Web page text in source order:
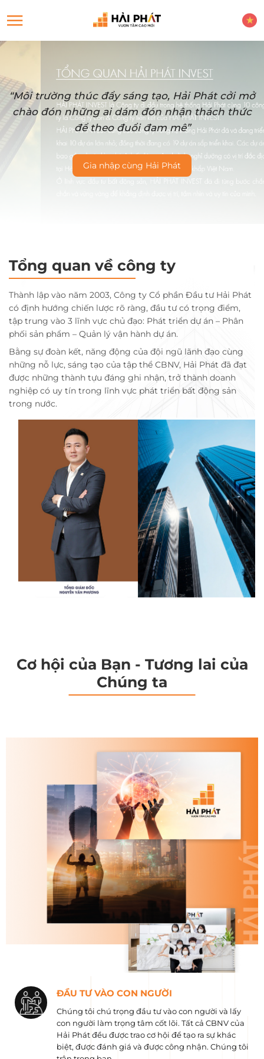
“Môi trường thúc đẩy sáng tạo, Hải Phát cởi mở
chào đón những ai dám đón nhận thách thức
để theo đuổi đam mê”
Gia nhập cùng Hải Phát
Tổng quan về công ty
Thành lập vào năm 2003, Công ty Cổ phần Đầu tư Hải Phát
có định hướng chiến lược rõ ràng, đầu tư có trọng điểm,
tập trung vào 3 lĩnh vực chủ đạo: Phát triển dự án – Phân
phối sản phẩm – Quản lý vận hành dự án.
Bằng sự đoàn kết, năng động của đội ngũ lãnh đạo cùng
những nỗ lực, sáng tạo của tập thể CBNV, Hải Phát đã đạt
được những thành tựu đáng ghi nhận, trở thành doanh
nghiệp có uy tín trong lĩnh vực phát triển bất động sản
trong nước.
Cơ hội của Bạn - Tương lai của
Chúng ta
ĐẦU TƯ VÀO CON NGƯỜI
Chúng tôi chú trọng đầu tư vào con người và lấy
con người làm trọng tâm cốt lõi. Tất cả CBNV của
Hải Phát đều được trao cơ hội để tạo ra sự khác
biệt, được đánh giá và được công nhận. Chúng tôi